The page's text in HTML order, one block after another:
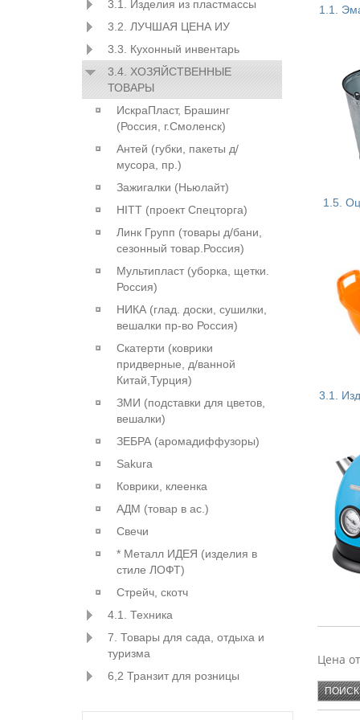
3.1. Изделия из пластмассы
3.2. ЛУЧШАЯ ЦЕНА ИУ
3.3. Кухонный инвентарь
3.4. ХОЗЯЙСТВЕННЫЕ
ТОВАРЫ
ИскраПласт, Брашинг
(Россия, г.Смоленск)
Антей (губки, пакеты д/
мусора, пр.)
Зажигалки (Ньюлайт)
HITT (проект Спецторга)
Линк Групп (товары д/бани,
сезонный товар.Россия)
Мультипласт (уборка, щетки.
Россия)
НИКА (глад. доски, сушилки,
вешалки пр-во Россия)
Скатерти (коврики
придверные, д/ванной
Китай,Турция)
ЗМИ (подставки для цветов,
вешалки)
ЗЕБРА (аромадиффузоры)
Sakura
Коврики, клеенка
АДМ (товар в ас.)
Свечи
* Металл ИДЕЯ (изделия в
стиле ЛОФТ)
Стрейч, скотч
4.1. Техника
7. Товары для сада, отдыха и
туризма
6,2 Транзит для розницы
1.1.
1.5.
3.1.
KAMILLE
Цена от